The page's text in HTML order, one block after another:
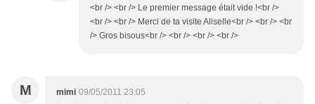
<br /> <br /> Le premier message était vide !<br />
<br /> <br /> Merci de ta visite Aliselle<br /> <br /> <br
/> Gros bisous<br /> <br /> <br /> <br />
M mimi 09/05/2011 23:05